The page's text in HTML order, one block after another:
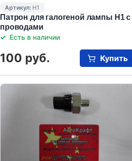
Артикул: Н1
Патрон для галогеной лампы Н1 с
проводами
Есть в наличии
100 руб. Купить